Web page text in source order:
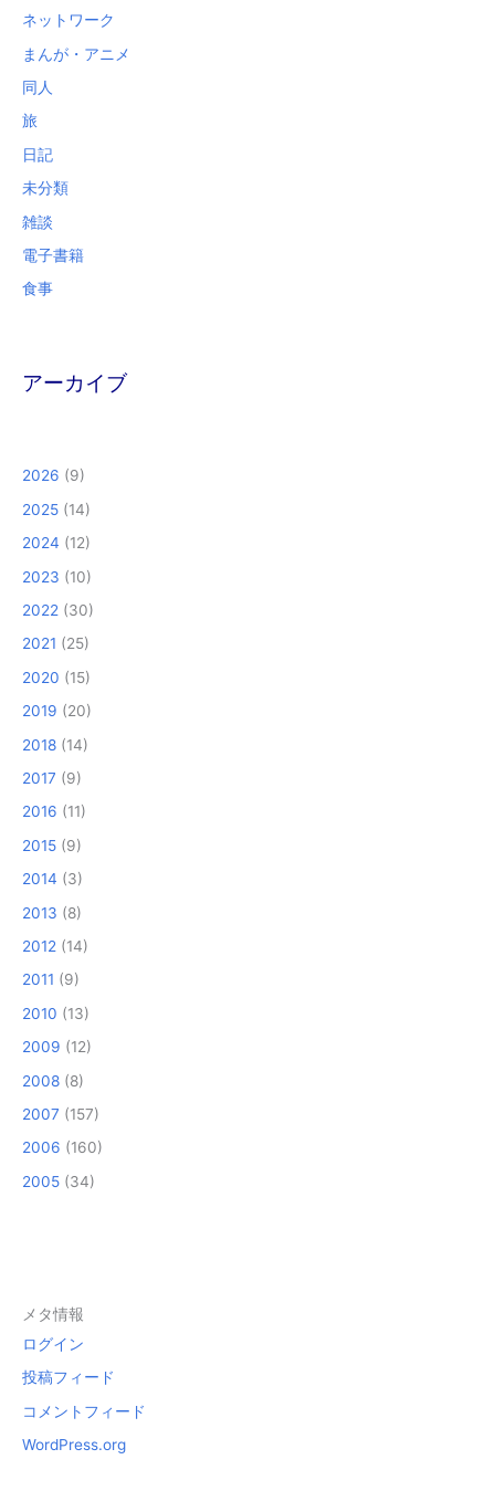
ネットワーク
まんが・アニメ
同人
旅
日記
未分類
雑談
電子書籍
食事
アーカイブ
2026 (9)
2025 (14)
2024 (12)
2023 (10)
2022 (30)
2021 (25)
2020 (15)
2019 (20)
2018 (14)
2017 (9)
2016 (11)
2015 (9)
2014 (3)
2013 (8)
2012 (14)
2011 (9)
2010 (13)
2009 (12)
2008 (8)
2007 (157)
2006 (160)
2005 (34)
メタ情報
ログイン
投稿フィード
コメントフィード
WordPress.org